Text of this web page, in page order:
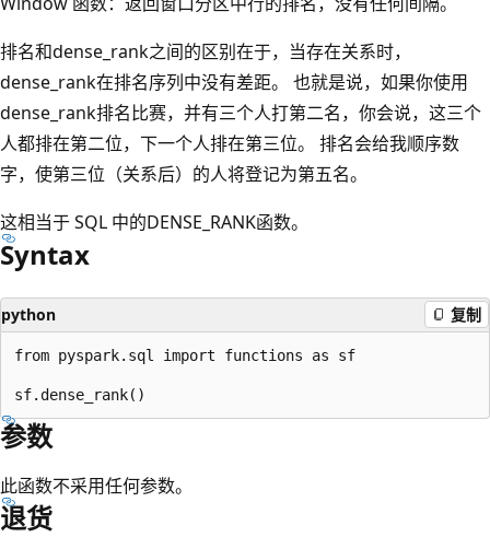
排名和dense_rank之间的区别在于，当存在关系时，
dense_rank在排名序列中没有差距。 也就是说，如果你使用
dense_rank排名比赛，并有三个人打第二名，你会说，这三个
人都排在第二位，下一个人排在第三位。 排名会给我顺序数
字，使第三位（关系后）的人将登记为第五名。
这相当于 SQL 中的DENSE_RANK函数。
Syntax
python 复制
from pyspark.sql import functions as sf
参数
此函数不采用任何参数。
退货